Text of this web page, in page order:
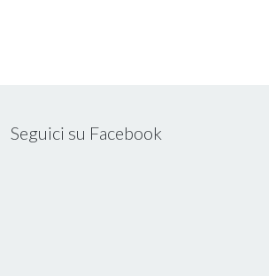
Seguici su Facebook